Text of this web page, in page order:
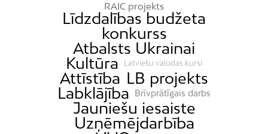
RAIC projekts
Līdzdalības budžeta
konkurss
Atbalsts Ukrainai
Kultūra
Latviešu valodas kursi
Attīstība LB projekts
Labklājība
Brīvprātīgais darbs
Jauniešu iesaiste
Uzņēmējdarbība